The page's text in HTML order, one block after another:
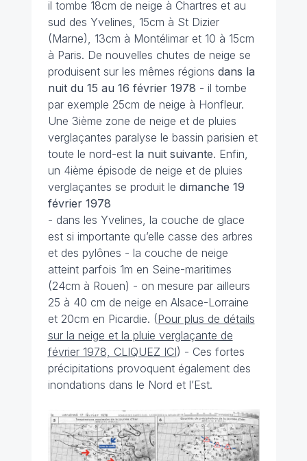
il tombe 18cm de neige à Chartres et au
sud des Yvelines, 15cm à St Dizier
(Marne), 13cm à Montélimar et 10 à 15cm
à Paris. De nouvelles chutes de neige se
produisent sur les mêmes régions dans la
nuit du 15 au 16 février 1978 - il tombe
par exemple 25cm de neige à Honfleur.
Une 3ième zone de neige et de pluies
verglaçantes paralyse le bassin parisien et
toute le nord-est la nuit suivante. Enfin,
un 4ième épisode de neige et de pluies
verglaçantes se produit le dimanche 19
février 1978
- dans les Yvelines, la couche de glace
est si importante qu’elle casse des arbres
et des pylônes - la couche de neige
atteint parfois 1m en Seine-maritimes
(24cm à Rouen) - on mesure par ailleurs
25 à 40 cm de neige en Alsace-Lorraine
et 20cm en Picardie. (Pour plus de détails
sur la neige et la pluie verglaçante de
février 1978, CLIQUEZ ICI) - Ces fortes
précipitations provoquent également des
inondations dans le Nord et l’Est.